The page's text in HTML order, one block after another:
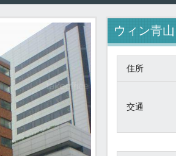
ウィン青山
住所
交通